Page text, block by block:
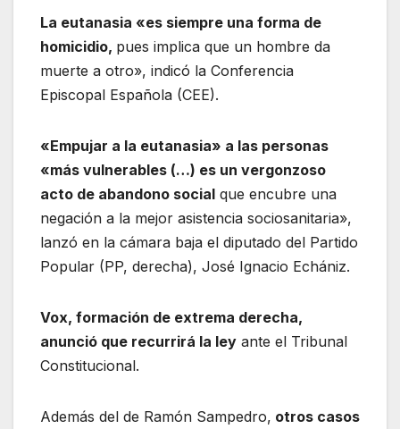
La eutanasia «es siempre una forma de
homicidio, pues implica que un hombre da
muerte a otro», indicó la Conferencia
Episcopal Española (CEE).
«Empujar a la eutanasia» a las personas
«más vulnerables (…) es un vergonzoso
acto de abandono social que encubre una
negación a la mejor asistencia sociosanitaria»,
lanzó en la cámara baja el diputado del Partido
Popular (PP, derecha), José Ignacio Echániz.
Vox, formación de extrema derecha,
anunció que recurrirá la ley ante el Tribunal
Constitucional.
Además del de Ramón Sampedro, otros casos